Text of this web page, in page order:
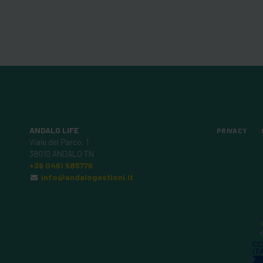
ANDALO LIFE
Viale del Parco, 1
38010 ANDALO TN
+39 0461 585776
info@andalogestioni.it
PRIVACY